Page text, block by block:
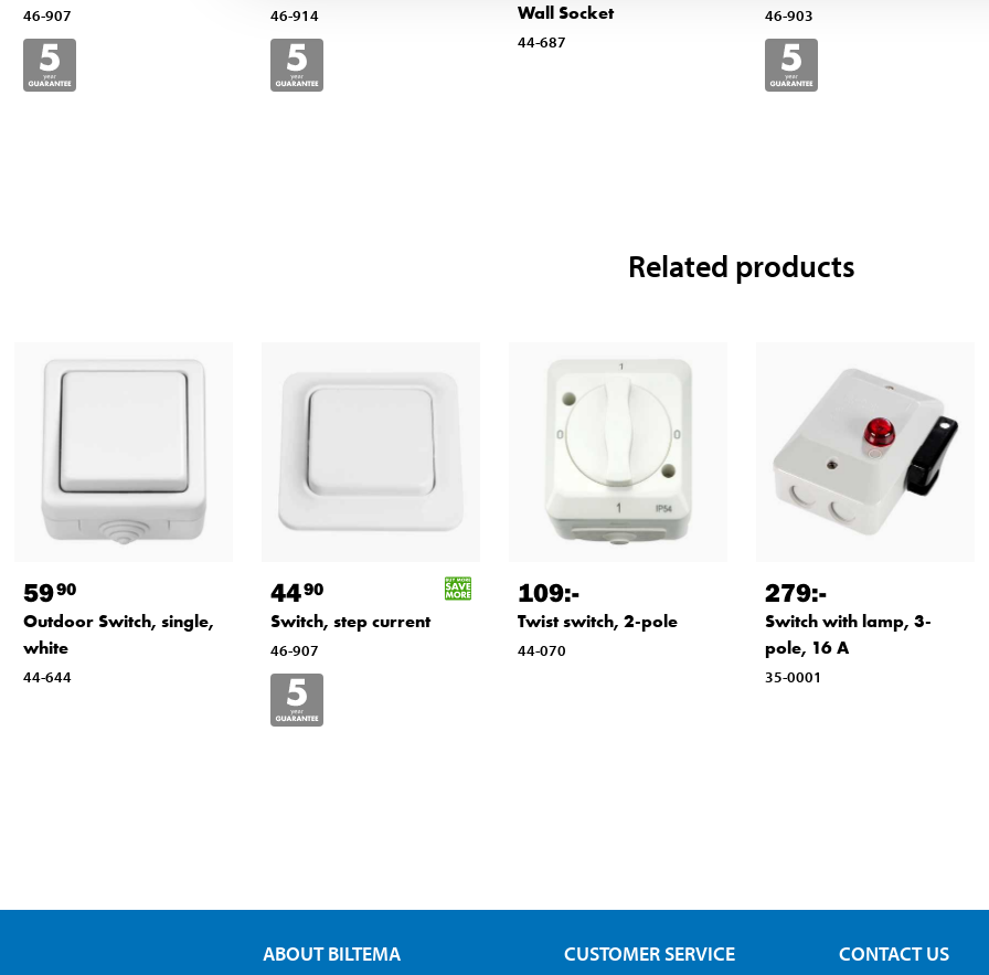
46-907 46-914
Wall Socket
44-687
46-903
Related products
5990
Outdoor Switch, single,
white
44-644
4490
Switch, step current
46-907
109:-
Twist switch, 2-pole
44-070
279:-
Switch with lamp, 3-
pole, 16 A
35-0001
ABOUT BILTEMA CUSTOMER SERVICE CONTACT US